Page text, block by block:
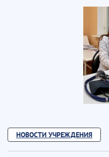
НОВОСТИ УЧРЕЖДЕНИЯ